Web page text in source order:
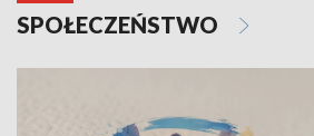
SPOŁECZEŃSTWO